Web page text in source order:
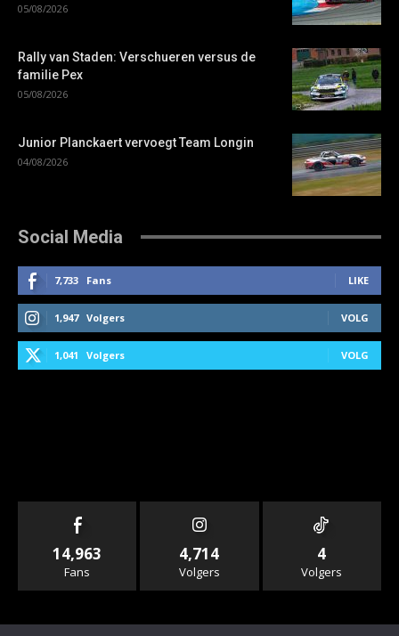
05/08/2026
Rally van Staden: Verschueren versus de
familie Pex
05/08/2026
Junior Planckaert vervoegt Team Longin
04/08/2026
Social Media
7,733 Fans LIKE
1,947 Volgers VOLG
1,041 Volgers VOLG
14,963
Fans
4,714
Volgers
4
Volgers